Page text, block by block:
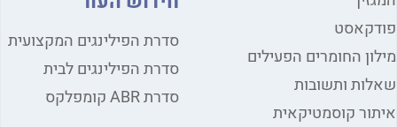
החומרים הפעילים
ותשובות
קוסמטיקאית
סדרת הפילינגים המקצועית
סדרת הפילינגים לבית
סדרת ABR קומפלקס